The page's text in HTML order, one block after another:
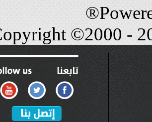
Copyright ©2000 -